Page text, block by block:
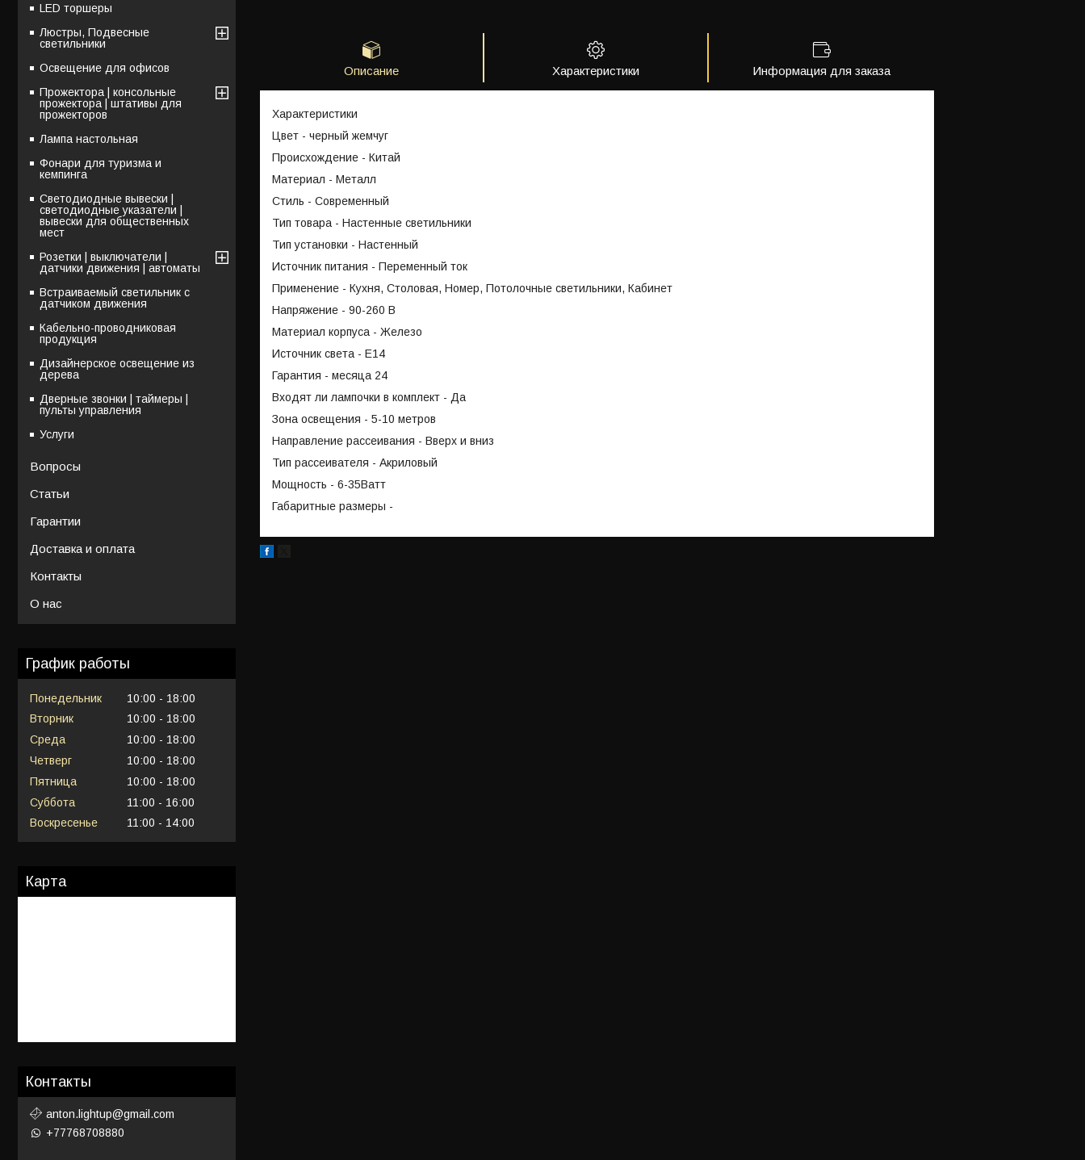
Описание Характеристики Информация для заказа
Характеристики
Цвет - черный жемчуг
Происхождение - Китай
Материал - Металл
Стиль - Современный
Тип товара - Настенные светильники
Тип установки - Настенный
Источник питания - Переменный ток
Применение - Кухня, Столовая, Номер, Потолочные светильники, Кабинет
Напряжение - 90-260 В
Материал корпуса - Железо
Источник света - Е14
Гарантия - месяца 24
Входят ли лампочки в комплект - Да
Зона освещения - 5-10 метров
Направление рассеивания - Вверх и вниз
Тип рассеивателя - Акриловый
Мощность - 6-35Ватт
Габаритные размеры -
LED торшеры
Люстры, Подвесные
светильники
Освещение для офисов
Прожектора | консольные
прожектора | штативы для
прожекторов
Лампа настольная
Фонари для туризма и
кемпинга
Светодиодные вывески |
светодиодные указатели |
вывески для общественных
мест
Розетки | выключатели |
датчики движения | автоматы
Встраиваемый светильник с
датчиком движения
Кабельно-проводниковая
продукция
Дизайнерское освещение из
дерева
Дверные звонки | таймеры |
пульты управления
Услуги
Вопросы
Статьи
Гарантии
Доставка и оплата
Контакты
О нас
График работы
Понедельник 10:00
18:00
Вторник
10:00
18:00
Среда
10:00
18:00
Четверг
10:00
18:00
Пятница
10:00
18:00
Суббота
11:00
16:00
Воскресенье
11:00 14:00
Карта
Контакты
anton.lightup@gmail.com
+77768708880